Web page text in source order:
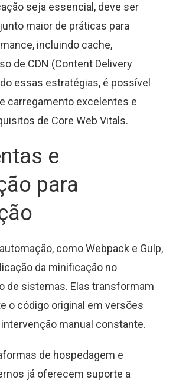
seja essencial, deve ser
maior de práticas para
incluindo cache,
de CDN (Content Delivery
essas estratégias, é possível
carregamento excelentes e
de Core Web Vitals.
e
para
como Webpack e Gulp,
da minificação no
de sistemas. Elas transformam
o código original em versões
manual constante.
de hospedagem e
já oferecem suporte a